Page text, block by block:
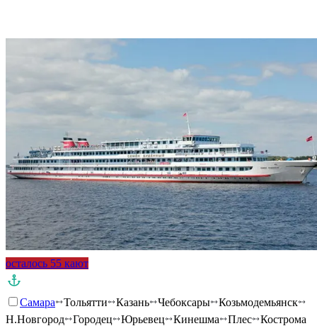
осталось 55 кают
Самара Тольятти Казань Чебоксары
Козьмодемьянск
Н.Новгород
Городец Юрьевец Кинешма Плес
Кострома